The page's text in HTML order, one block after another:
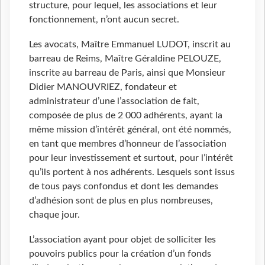
structure, pour lequel, les associations et leur
fonctionnement, n’ont aucun secret.
Les avocats, Maître Emmanuel LUDOT, inscrit au
barreau de Reims, Maître Géraldine PELOUZE,
inscrite au barreau de Paris, ainsi que Monsieur
Didier MANOUVRIEZ, fondateur et
administrateur d’une l’association de fait,
composée de plus de 2 000 adhérents, ayant la
même mission d’intérêt général, ont été nommés,
en tant que membres d’honneur de l’association
pour leur investissement et surtout, pour l’intérêt
qu’ils portent à nos adhérents. Lesquels sont issus
de tous pays confondus et dont les demandes
d’adhésion sont de plus en plus nombreuses,
chaque jour.
L’association ayant pour objet de solliciter les
pouvoirs publics pour la création d’un fonds